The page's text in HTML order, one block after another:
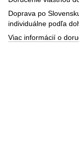
Doprava po
individuálne podľa
Viac informácií o